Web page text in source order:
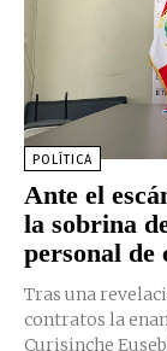
POLÍTICA
Ante el
la sobrina
personal de
Tras una
contratos la
Curisinche